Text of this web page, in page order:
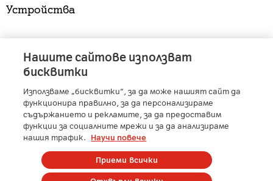
Устройства
A1 Austria - A1 Croatia - A1 Serbia - A1 Belarus
A1 Bulgaria
- A1 Macedonia - A1 Slovenia
A1 Digital
- Member of A1 Group
Copyright © 2025 А1 България. | Protected by reCAPTCHA
Нашите сайтове използват
бисквитки
Използваме „бисквитки“, за да може нашият сайт да
функционира правилно, за да персонализираме
съдържанието и рекламите, за да предоставим
функции за социалните мрежи и за да анализираме
нашия трафик.
Научи повече
Приеми всички